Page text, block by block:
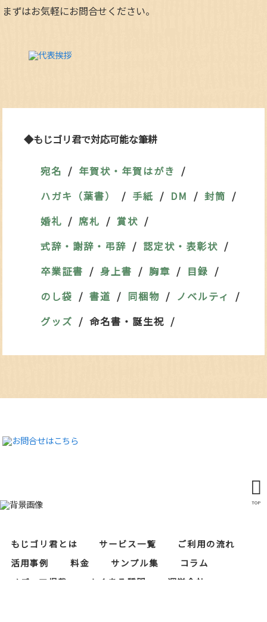
まずはお気軽にお問合せください。
◆もじゴリ君で対応可能な筆耕
宛名
年賀状・年賀はがき
ハガキ（葉書）
手紙 DM
封筒
婚礼
席札
賞状
式辞・謝辞・弔辞
認定状・表彰状
卒業証書
身上書 胸章
目録
のし袋
書道 同梱物
ノベルティ
グッズ
命名書・誕生祝
TOP
もじゴリ君とは サービス一覧
ご利用の流れ
活用事例
料金 サンプル集
コラム
メディア掲載
よくある質問
運営会社